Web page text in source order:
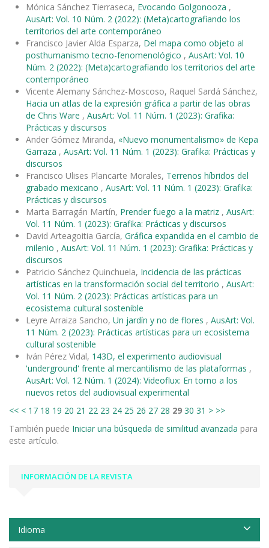
Mónica Sánchez Tierraseca, Evocando Golgonooza ,
AusArt: Vol. 10 Núm. 2 (2022): (Meta)cartografiando los
territorios del arte contemporáneo
Francisco Javier Alda Esparza, Del mapa como objeto al
posthumanismo tecno-fenomenológico , AusArt: Vol. 10
Núm. 2 (2022): (Meta)cartografiando los territorios del arte
contemporáneo
Vicente Alemany Sánchez-Moscoso, Raquel Sardá Sánchez,
Hacia un atlas de la expresión gráfica a partir de las obras
de Chris Ware , AusArt: Vol. 11 Núm. 1 (2023): Grafika:
Prácticas y discursos
Ander Gómez Miranda, «Nuevo monumentalismo» de Kepa
Garraza , AusArt: Vol. 11 Núm. 1 (2023): Grafika: Prácticas y
discursos
Francisco Ulises Plancarte Morales, Terrenos híbridos del
grabado mexicano , AusArt: Vol. 11 Núm. 1 (2023): Grafika:
Prácticas y discursos
Marta Barragán Martín, Prender fuego a la matriz , AusArt:
Vol. 11 Núm. 1 (2023): Grafika: Prácticas y discursos
David Arteagoitia García, Gráfica expandida en el cambio de
milenio , AusArt: Vol. 11 Núm. 1 (2023): Grafika: Prácticas y
discursos
Patricio Sánchez Quinchuela, Incidencia de las prácticas
artísticas en la transformación social del territorio , AusArt:
Vol. 11 Núm. 2 (2023): Prácticas artísticas para un
ecosistema cultural sostenible
Leyre Arraiza Sancho, Un jardín y no de flores , AusArt: Vol.
11 Núm. 2 (2023): Prácticas artísticas para un ecosistema
cultural sostenible
Iván Pérez Vidal, 143D, el experimento audiovisual
'underground' frente al mercantilismo de las plataformas ,
AusArt: Vol. 12 Núm. 1 (2024): Videoflux: En torno a los
nuevos retos del audiovisual experimental
<< < 17 18 19 20 21 22 23 24 25 26 27 28 29 30 31 > >>
También puede Iniciar una búsqueda de similitud avanzada para
este artículo.
INFORMACIÓN DE LA REVISTA
Idioma